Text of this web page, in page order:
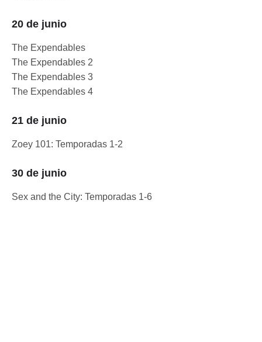
20 de junio
The Expendables
The Expendables 2
The Expendables 3
The Expendables 4
21 de junio
Zoey 101: Temporadas 1-2
30 de junio
Sex and the City: Temporadas 1-6